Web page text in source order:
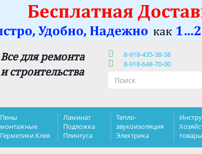
Все для ремонта
и строительства
8-918-435-38-38
8-918-648-70-00
Пены
монтажные
Герметики Клея
Ламинат
Подложка
Плинтуса
Тепло-
звукоизоляция
Электрика
товары